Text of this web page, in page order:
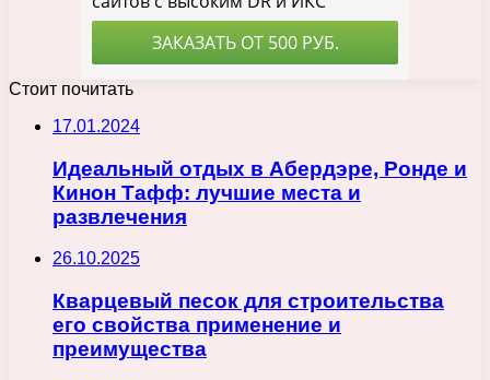
Стоит почитать
17.01.2024
Идеальный отдых в Абердэре, Ронде и
Кинон Тафф: лучшие места и
развлечения
26.10.2025
Кварцевый песок для строительства
его свойства применение и
преимущества